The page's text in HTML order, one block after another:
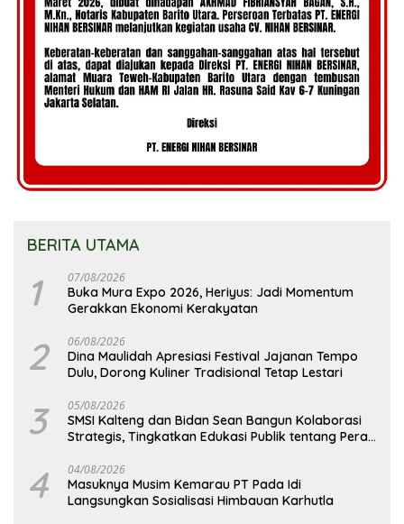
BERITA UTAMA
1 07/08/2026
Buka Mura Expo 2026, Heriyus: Jadi Momentum
Gerakkan Ekonomi Kerakyatan
2 06/08/2026
Dina Maulidah Apresiasi Festival Jajanan Tempo
Dulu, Dorong Kuliner Tradisional Tetap Lestari
3 05/08/2026
SMSI Kalteng dan Bidan Sean Bangun Kolaborasi
Strategis, Tingkatkan Edukasi Publik tentang Peran
4 04/08/2026
Masuknya Musim Kemarau PT Pada Idi
Langsungkan Sosialisasi Himbauan Karhutla